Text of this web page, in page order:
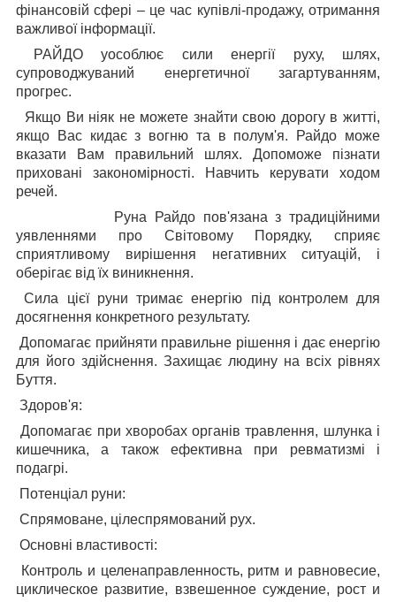
фінансовій сфері – це час купівлі-продажу, отримання
важливої інформації.
РАЙДО уособлює сили енергії руху, шлях,
супроводжуваний енергетичної загартуванням,
прогрес.
Якщо Ви ніяк не можете знайти свою дорогу в житті,
якщо Вас кидає з вогню та в полум'я. Райдо може
вказати Вам правильний шлях. Допоможе пізнати
приховані закономірності. Навчить керувати ходом
речей.
Руна Райдо пов'язана з традиційними
уявленнями про Світовому Порядку, сприяє
сприятливому вирішення негативних ситуацій, і
оберігає від їх виникнення.
Сила цієї руни тримає енергію під контролем для
досягнення конкретного результату.
Допомагає прийняти правильне рішення і дає енергію
для його здійснення. Захищає людину на всіх рівнях
Буття.
Здоров'я:
Допомагає при хворобах органів травлення, шлунка і
кишечника, а також ефективна при ревматизмі і
подагрі.
Потенціал руни:
Спрямоване, цілеспрямований рух.
Основні властивості:
Контроль и целенаправленность, ритм и равновесие,
цикличе­ское развитие, взвешенное суждение, рост и